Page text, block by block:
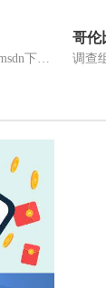
1、其实说原版镜像（系统）你就去msdn下，里面全是原版镜像，光有原版
哥伦
调查